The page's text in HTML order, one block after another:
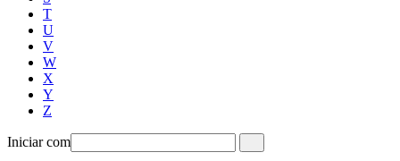
T
U
V
W
X
Y
Z
Iniciar com